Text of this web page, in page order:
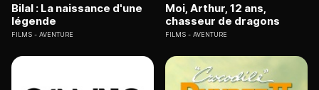
Bilal : La naissance d'une
légende
FILMS AVENTURE
Moi, Arthur, 12 ans,
chasseur de dragons
FILMS AVENTURE